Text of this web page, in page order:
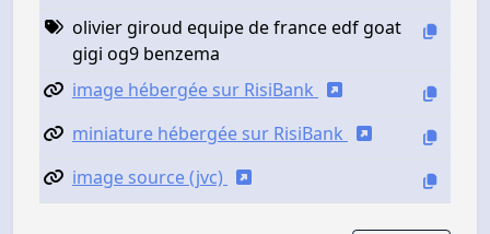
olivier giroud equipe de france edf goat
gigi og9 benzema
image hébergée sur RisiBank
miniature hébergée sur RisiBank
image source (jvc)